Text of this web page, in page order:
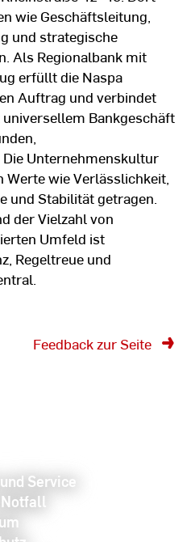
wie Geschäftsleitung,
und strategische
Als Regionalbank mit
erfüllt die Naspa
Auftrag und verbindet
Bankgeschäft
Unternehmenskultur
Werte wie Verlässlichkeit,
und Stabilität getragen.
der Vielzahl von
Umfeld ist
Regeltreue und
Feedback zur Seite
Service